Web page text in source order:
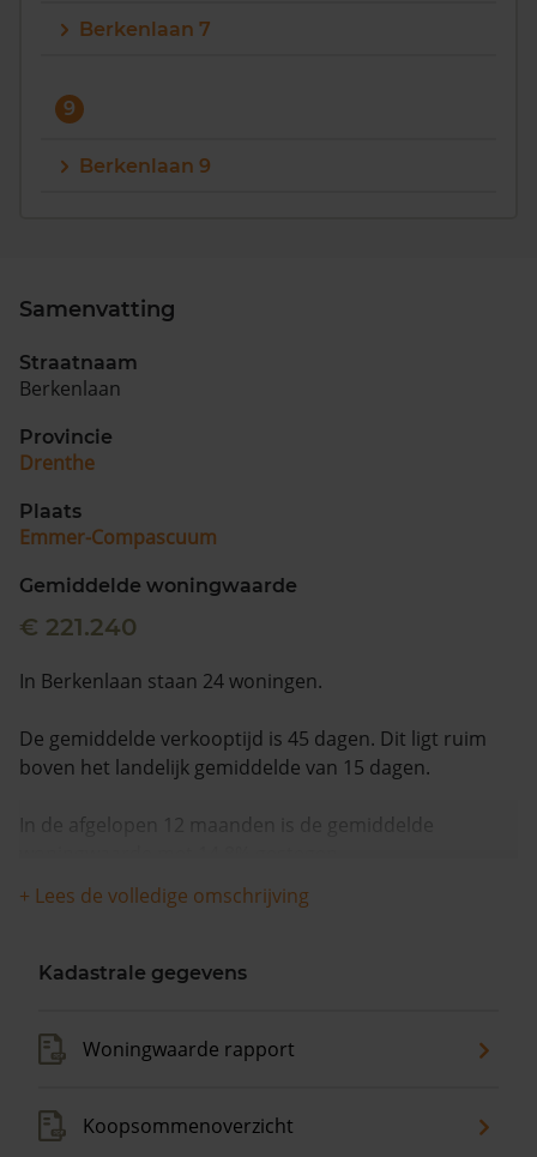
Berkenlaan 7
9
Berkenlaan 9
Samenvatting
Straatnaam
Berkenlaan
Provincie
Drenthe
Plaats
Emmer-Compascuum
Gemiddelde woningwaarde
€ 221.240
In Berkenlaan staan 24 woningen.
De gemiddelde verkooptijd is 45 dagen. Dit ligt ruim
boven het landelijk gemiddelde van 15 dagen.
In de afgelopen 12 maanden is de gemiddelde
+ Lees de volledige omschrijving
Kadastrale gegevens
Woningwaarde rapport
Koopsommenoverzicht